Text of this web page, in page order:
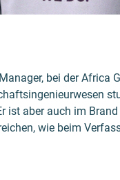
bei der Africa
ist aber auch im
wie beim